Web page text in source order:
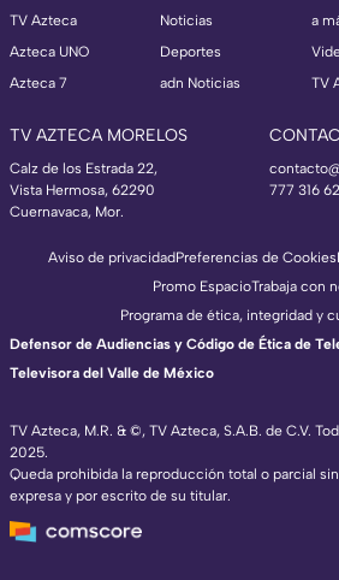
TV Azteca
Azteca UNO
Azteca 7
Noticias
Deportes
adn Noticias
a
TV
TV AZTECA MORELOS
Calz de los Estrada 22,
Vista Hermosa, 62290
Cuernavaca, Mor.
777 316
TV Azteca, M.R. & ©, TV Azteca, S.A.B. de C.V.
2025.
Queda prohibida la reproducción total o parcial
expresa y por escrito de su titular.
Aviso de privacidadPreferencias de Cookies
Promo EspacioTrabaja con
Programa de ética, integridad y
Defensor de Audiencias y Código de Ética de
Televisora del Valle de México